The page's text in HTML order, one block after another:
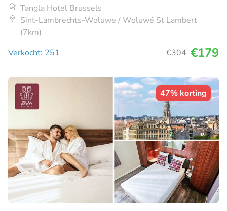
Tangla Hotel Brussels
Sint-Lambrechts-Woluwe / Woluwé St Lambert
(7km)
Verkocht: 251
€304 €179
47% korting